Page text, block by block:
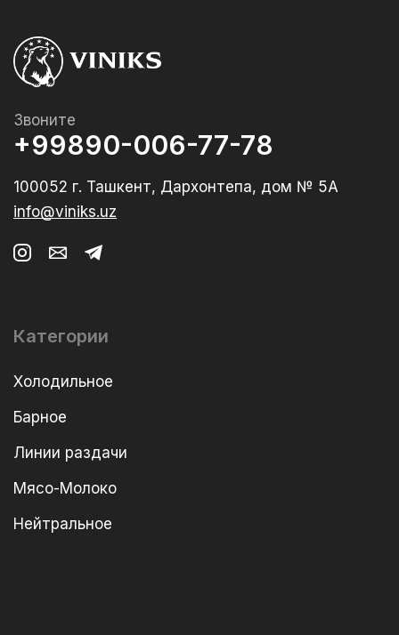
Звоните
+99890-006-77-78
100052 г. Ташкент, Дархонтепа, дом № 5А
info@viniks.uz
Категории
Холодильное
Барное
Линии раздачи
Мясо-Молоко
Нейтральное